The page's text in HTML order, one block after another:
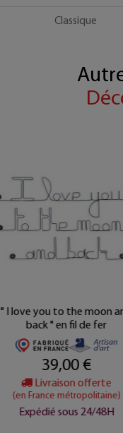
Classique
" I love you to the moon
back " en fil de fer
39,00 €
Livraison offerte
(en France métropolitaine)
Expédié sous 24/48H